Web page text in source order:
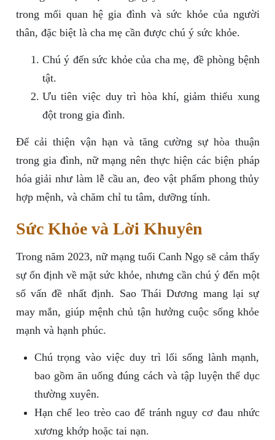
trong mối quan hệ gia đình và sức khỏe của người
thân, đặc biệt là cha mẹ cần được chú ý sức khỏe.
Chú ý đến sức khỏe của cha mẹ, đề phòng bệnh
tật.
Ưu tiên việc duy trì hòa khí, giảm thiểu xung
đột trong gia đình.
Để cải thiện vận hạn và tăng cường sự hòa thuận
trong gia đình, nữ mạng nên thực hiện các biện pháp
hóa giải như làm lễ cầu an, đeo vật phẩm phong thủy
hợp mệnh, và chăm chỉ tu tâm, dưỡng tính.
Sức Khỏe và Lời Khuyên
Trong năm 2023, nữ mạng tuổi Canh Ngọ sẽ cảm thấy
sự ổn định về mặt sức khỏe, nhưng cần chú ý đến một
số vấn đề nhất định. Sao Thái Dương mang lại sự
may mắn, giúp mệnh chủ tận hưởng cuộc sống khỏe
mạnh và hạnh phúc.
Chú trọng vào việc duy trì lối sống lành mạnh,
bao gồm ăn uống đúng cách và tập luyện thể dục
thường xuyên.
Hạn chế leo trèo cao để tránh nguy cơ đau nhức
xương khớp hoặc tai nạn.